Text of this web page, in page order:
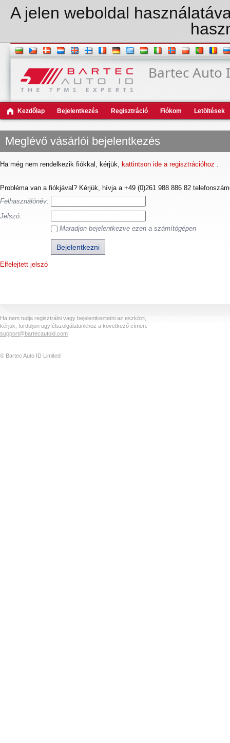
A jelen weboldal
Bartec Auto
Kezdőlap Bejelentkezés Regisztráció Fiókom Letöltések
Meglévő vásárlói bejelentkezés
Ha még nem rendelkezik fiókkal, kérjük, kattintson ide a regisztrációhoz .
Probléma van a fiókjával? Kérjük, hívja a +49 (0)261 988 886 82
Felhasználónév:
Jelszó:
Maradjon bejelentkezve ezen a számítógépen
Elfelejtett jelszó
Ha nem tudja regisztrálni vagy bejelentkeztetni az eszközt,
kérjük, forduljon ügyfélszolgálatunkhoz a következő címen:
support@bartecautoid.com
© Bartec Auto ID Limited